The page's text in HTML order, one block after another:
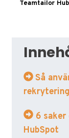
Teamtailor
Så
rekrytering
6 saker
HubSpot